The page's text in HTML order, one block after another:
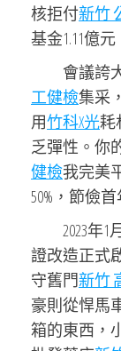
核拒付新竹
基金1.11億元
會議誇
工健檢集采
用竹科X光耗
乏彈性。你
健檢我完美
50%，節儉
2023年
證改造正式
守舊門新竹
豪則從悍馬
箱的東西，